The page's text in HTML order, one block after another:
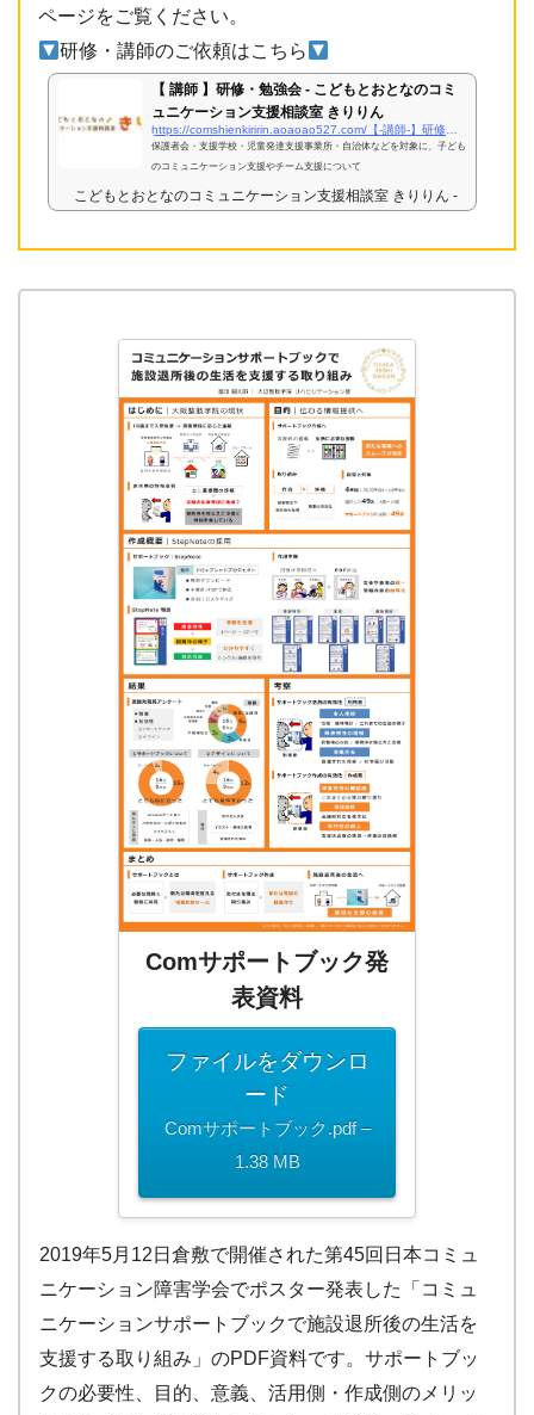
ページをご覧ください。
研修・講師のご依頼はこちら
【 講師 】研修・勉強会 - こどもとおとなのコミ
ュニケーション支援相談室 きりりん
保護者会・支援学校・児童発達支援事業所・自治体などを対象に、子ども
のコミュニケーション支援やチーム支援について
こどもとおとなのコミュニケーション支援相談室 きりりん - 言語聴覚
Comサポートブック発
表資料
ファイルをダウンロ
ード
Comサポートブック.pdf –
1.38 MB
2019年5月12日倉敷で開催された第45回日本コミュ
ニケーション障害学会でポスター発表した「コミュ
ニケーションサポートブックで施設退所後の生活を
支援する取り組み」のPDF資料です。サポートブッ
クの必要性、目的、意義、活用側・作成側のメリッ